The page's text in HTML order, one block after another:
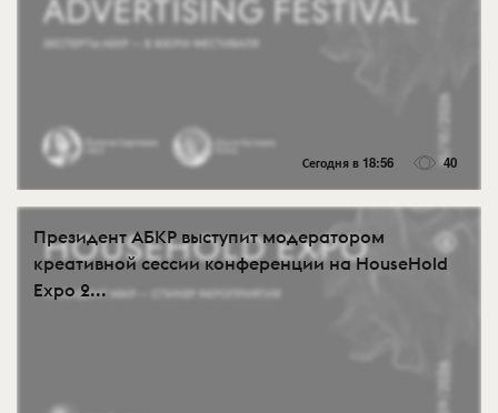
Сегодня в 18:56 40
Президент АБКР выступит модератором
креативной сессии конференции на HouseHold
Expo 2...